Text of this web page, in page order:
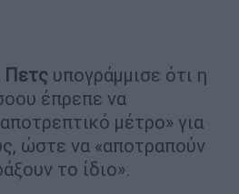
Πετς υπογράμμισε ότι η
έπρεπε να
μέτρο» για
ώστε να «αποτραπούν
το ίδιο».